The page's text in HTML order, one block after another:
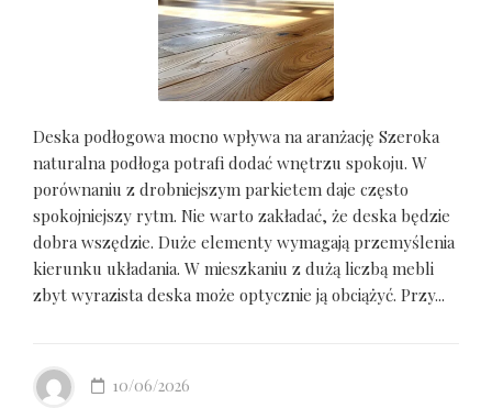
Deska podłogowa mocno wpływa na aranżację Szeroka
naturalna podłoga potrafi dodać wnętrzu spokoju. W
porównaniu z drobniejszym parkietem daje często
spokojniejszy rytm. Nie warto zakładać, że deska będzie
dobra wszędzie. Duże elementy wymagają przemyślenia
kierunku układania. W mieszkaniu z dużą liczbą mebli
zbyt wyrazista deska może optycznie ją obciążyć. Przy...
10/06/2026